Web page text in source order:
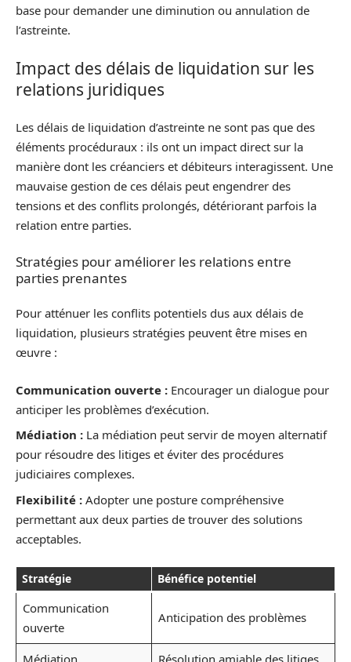
base pour demander une diminution ou annulation de
l’astreinte.
Impact des délais de liquidation sur les
relations juridiques
Les délais de liquidation d’astreinte ne sont pas que des
éléments procéduraux : ils ont un impact direct sur la
manière dont les créanciers et débiteurs interagissent. Une
mauvaise gestion de ces délais peut engendrer des
tensions et des conflits prolongés, détériorant parfois la
relation entre parties.
Stratégies pour améliorer les relations entre
parties prenantes
Pour atténuer les conflits potentiels dus aux délais de
liquidation, plusieurs stratégies peuvent être mises en
œuvre :
Communication ouverte : Encourager un dialogue pour
anticiper les problèmes d’exécution.
Médiation : La médiation peut servir de moyen alternatif
pour résoudre des litiges et éviter des procédures
judiciaires complexes.
Flexibilité : Adopter une posture compréhensive
permettant aux deux parties de trouver des solutions
acceptables.
Stratégie Bénéfice potentiel
Communication
ouverte
Anticipation des problèmes